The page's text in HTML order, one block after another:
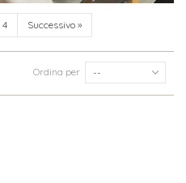
4 Successivo »
Ordina per --